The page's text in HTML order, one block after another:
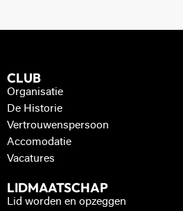
CLUB
Organisatie
De Historie
Vertrouwenspersoon
Accomodatie
Vacatures
LIDMAATSCHAP
Lid worden en opzeggen